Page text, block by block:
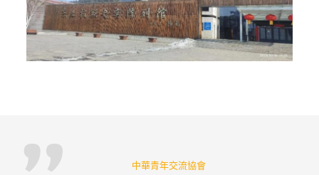
中華青年交流協會